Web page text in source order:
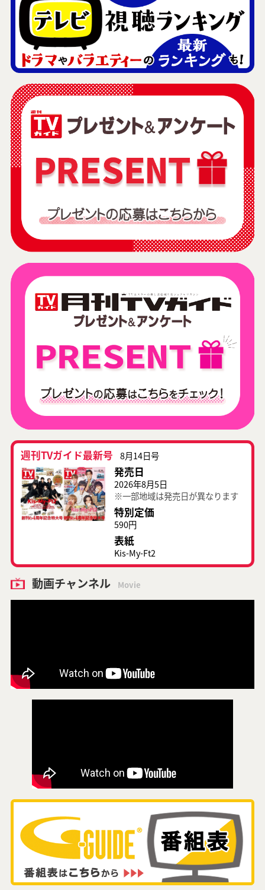
週刊TVガイド最新号 8月14日号
発売日
2026年8月5日
※一部地域は発売日が異なります
特別定価
590円
表紙
Kis-My-Ft2
動画チャンネル Movie